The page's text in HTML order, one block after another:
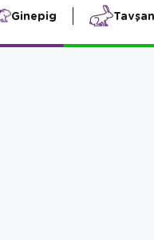
Ginepig Tavşan